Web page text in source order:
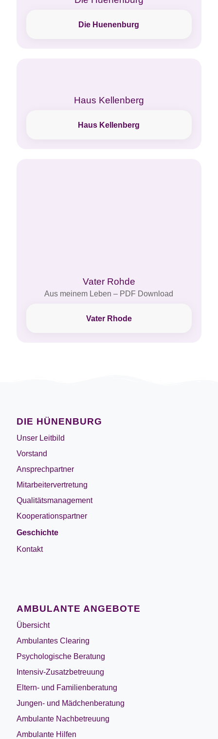
Die Huenenburg
Haus Kellenberg
Haus Kellenberg
Vater Rohde
Aus meinem Leben – PDF Download
Vater Rhode
DIE HÜNENBURG
Unser Leitbild
Vorstand
Ansprechpartner
Mitarbeitervertretung
Qualitätsmanagement
Kooperationspartner
Geschichte
Kontakt
AMBULANTE ANGEBOTE
Übersicht
Ambulantes Clearing
Psychologische Beratung
Intensiv-Zusatzbetreuung
Eltern- und Familienberatung
Jungen- und Mädchenberatung
Ambulante Nachbetreuung
Ambulante Hilfen